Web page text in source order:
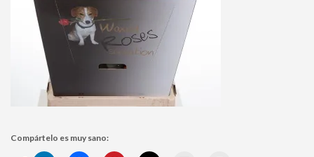
Compártelo es muy sano: